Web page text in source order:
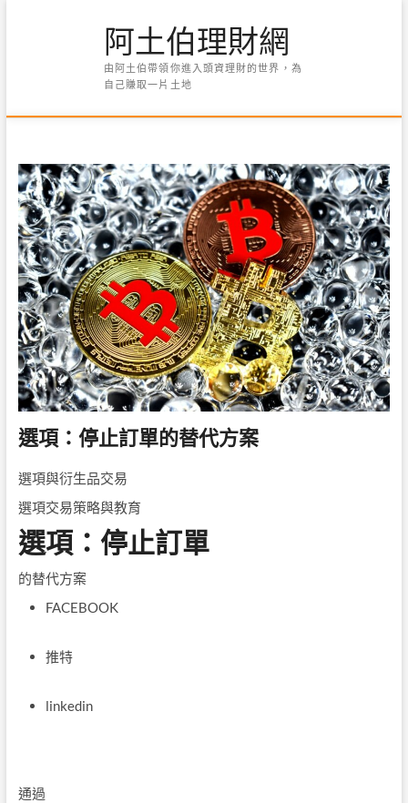
阿土伯理財網
由阿土伯帶領你進入頭資理財的世界，為
自己賺取一片土地
選項：停止訂單的替代方案
選項與衍生品交易
選項交易策略與教育
選項：停止訂單
的替代方案
FACEBOOK
推特
linkedin
通過